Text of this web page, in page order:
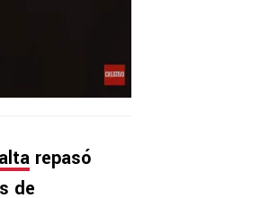
repasó
de